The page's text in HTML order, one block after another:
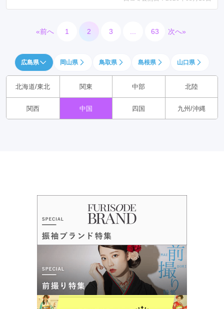
«前へ 1 2 3 63 次へ»
広島県 岡山県 鳥取県 島根県 山口県
北海道/東北 関東 中部 北陸
関西 中国 四国 九州/沖縄